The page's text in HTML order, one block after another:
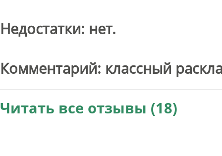
Недостатки: нет.
Комментарий: классный
Читать все отзывы (18)